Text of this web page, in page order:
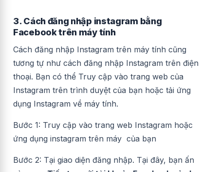
3. Cách đăng nhập instagram bằng
Facebook trên máy tính
Cách đăng nhập Instagram trên máy tính cũng
tương tự như cách đăng nhập Instagram trên điện
thoại. Bạn có thể Truy cập vào trang web của
Instagram trên trình duyệt của bạn hoặc tải ứng
dụng Instagram về máy tính.
Bước 1: Truy cập vào trang web Instagram hoặc
ứng dụng instagram trên máy của bạn
Bước 2: Tại giao diện đăng nhập. Tại đây, bạn ấn